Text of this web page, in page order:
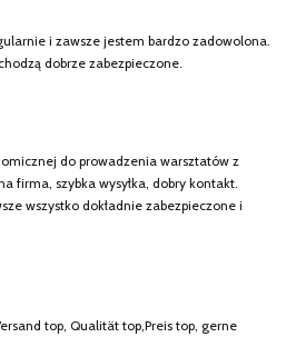
i zawsze jestem bardzo zadowolona.
dobrze zabezpieczone.
do prowadzenia warsztatów z
firma, szybka wysyłka, dobry kontakt.
wszystko dokładnie zabezpieczone i
top, Qualität top,Preis top, gerne